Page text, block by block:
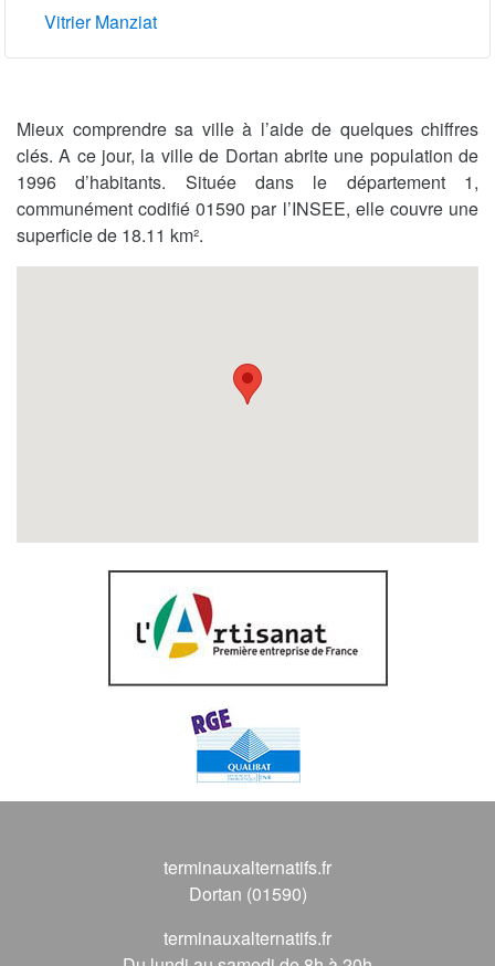
Vitrier Manziat
Mieux comprendre sa ville à l’aide de quelques chiffres
clés. A ce jour, la ville de Dortan abrite une population de
1996 d’habitants. Située dans le département 1,
communément codifié 01590 par l’INSEE, elle couvre une
superficie de 18.11 km².
terminauxalternatifs.fr
Dortan (01590)
terminauxalternatifs.fr